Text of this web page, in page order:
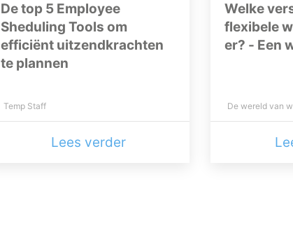
De top 5 Employee
Sheduling Tools om
efficiënt uitzendkrachten
te plannen
Temp Staff
Lees verder
Welke
flexibele
er? - Een
De wereld van